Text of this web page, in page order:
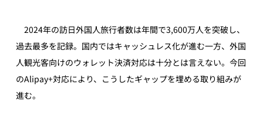
2024年の訪日外国人旅行者数は年間で3,600万人を突破し、
過去最多を記録。 国内ではキャッシュレス化が進む一方、外国
人観光客向けのウォレット決済対応は十分とは言えない。今回
のAlipay+対応により、こうしたギャップを埋める取り組みが
進む。